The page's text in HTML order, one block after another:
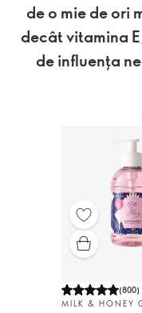
de o mie de ori
decât vitamina
de influența
(800)
MILK & HONEY